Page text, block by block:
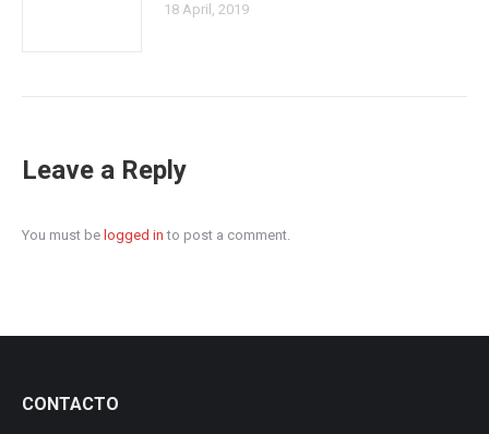
18 April, 2019
Leave a Reply
You must be logged in to post a comment.
CONTACTO